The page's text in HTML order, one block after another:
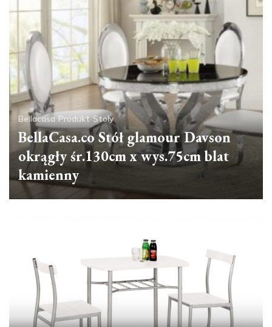
Bellacasa Produkt Stoły
BellaCasa.co Stół glamour Davson
okrągły śr.130cm x wys.75cm blat
kamienny